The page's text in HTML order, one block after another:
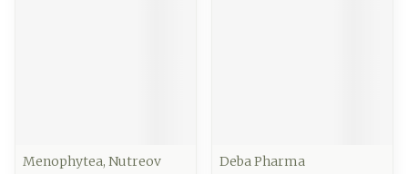
Menophytea, Nutreov
Deba Pharma